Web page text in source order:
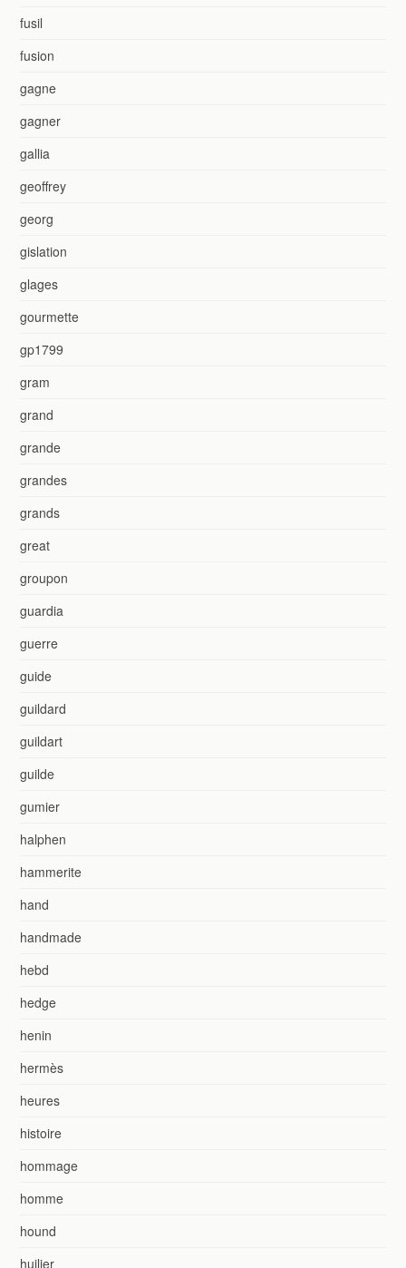
fusil
fusion
gagne
gagner
gallia
geoffrey
georg
gislation
glages
gourmette
gp1799
gram
grand
grande
grandes
grands
great
groupon
guardia
guerre
guide
guildard
guildart
guilde
gumier
halphen
hammerite
hand
handmade
hebd
hedge
henin
hermès
heures
histoire
hommage
homme
hound
huilier